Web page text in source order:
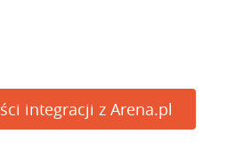
integracji z Arena.pl